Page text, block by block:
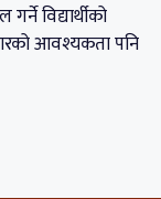
विद्यार्थीको
आवश्यकता पनि